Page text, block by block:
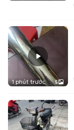
1 phút trước 5